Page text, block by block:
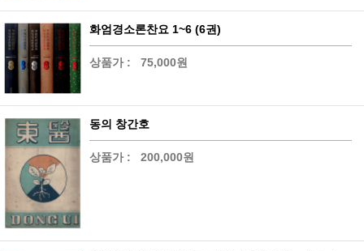
화엄경소론찬요 1~6 (6권)
상품가 : 75,000원
동의 창간호
상품가 : 200,000원